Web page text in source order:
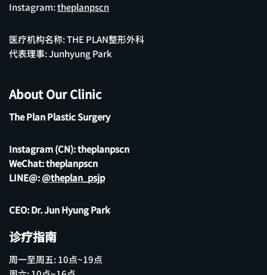
Instagram:theplanpscn
医疗机构名称: THE PLAN整形外科
代表理事: Junhyung Park
About Our Clinic
The Plan Plastic Surgery
Instagram (CN):theplanpscn
WeChat: theplanpscn
LINE@:@theplan_psjp
CEO: Dr. Jun Hyung Park
诊疗指南
周一至周五: 10点~19点